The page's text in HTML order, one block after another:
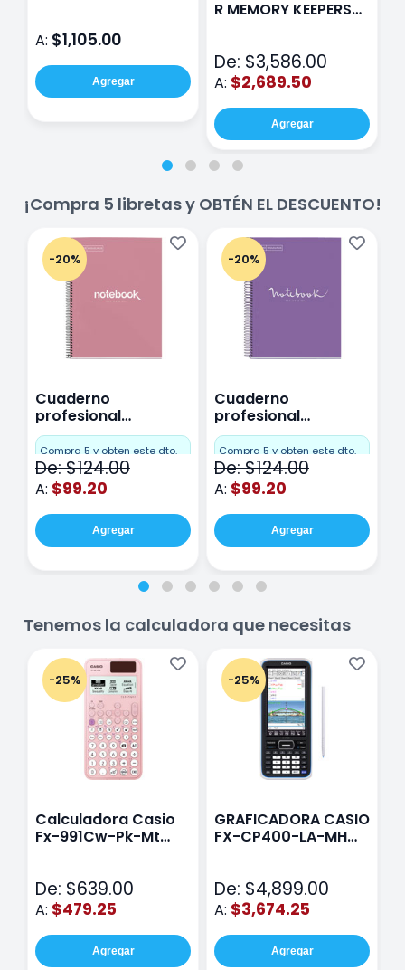
A: $1,105.00
Agregar
R MEMORY KEEPERS
De: $3,586.00
A: $2,689.50
Agregar
¡Compra 5 libretas y OBTÉN EL DESCUENTO!
-20%
Cuaderno
profesional
Miquelrius Emotions
Cuadro Chico 80
hojas Rosa
Compra 5 y obten este dto.
De: $124.00
A: $99.20
Agregar
-20%
Cuaderno
profesional
Miquelrius Emotions
raya 80 hojas
Purpura
Compra 5 y obten este dto.
De: $124.00
A: $99.20
Agregar
Tenemos la calculadora que necesitas
-25%
Calculadora Casio
Fx-991Cw-Pk-Mt
De: $639.00
A: $479.25
Agregar
-25%
GRAFICADORA CASIO
FX-CP400-LA-MH
De: $4,899.00
A: $3,674.25
Agregar